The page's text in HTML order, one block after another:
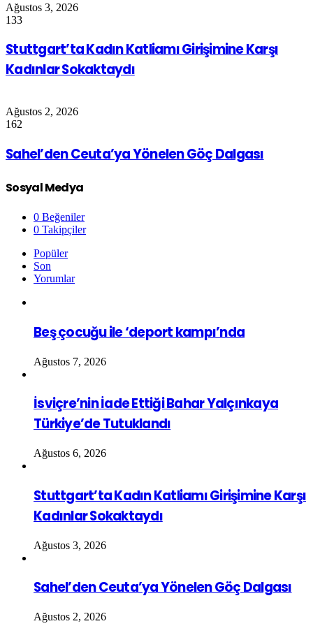
Ağustos 3, 2026
133
Stuttgart’ta Kadın Katliamı Girişimine Karşı
Kadınlar Sokaktaydı
Ağustos 2, 2026
162
Sahel’den Ceuta’ya Yönelen Göç Dalgası
Sosyal Medya
0 Beğeniler
0 Takipçiler
Popüler
Son
Yorumlar
Beş çocuğu ile ‘deport kampı’nda
Ağustos 7, 2026
İsviçre’nin İade Ettiği Bahar Yalçınkaya
Türkiye’de Tutuklandı
Ağustos 6, 2026
Stuttgart’ta Kadın Katliamı Girişimine Karşı
Kadınlar Sokaktaydı
Ağustos 3, 2026
Sahel’den Ceuta’ya Yönelen Göç Dalgası
Ağustos 2, 2026